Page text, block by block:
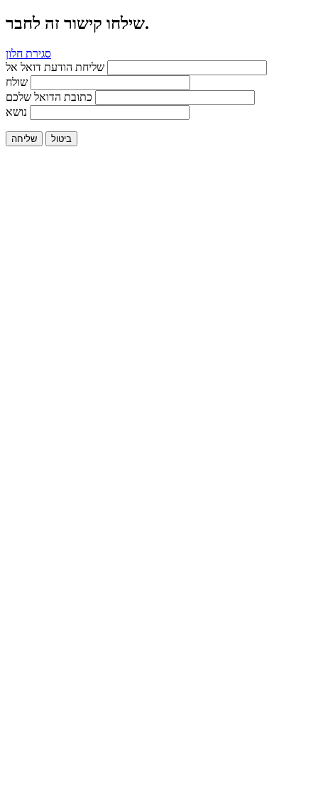
שילחו קישור זה לחבר.
סגירת חלון
שליחת הודעת דואל אל
שולח
כתובת הדואל שלכם
נושא
שליחה ביטול